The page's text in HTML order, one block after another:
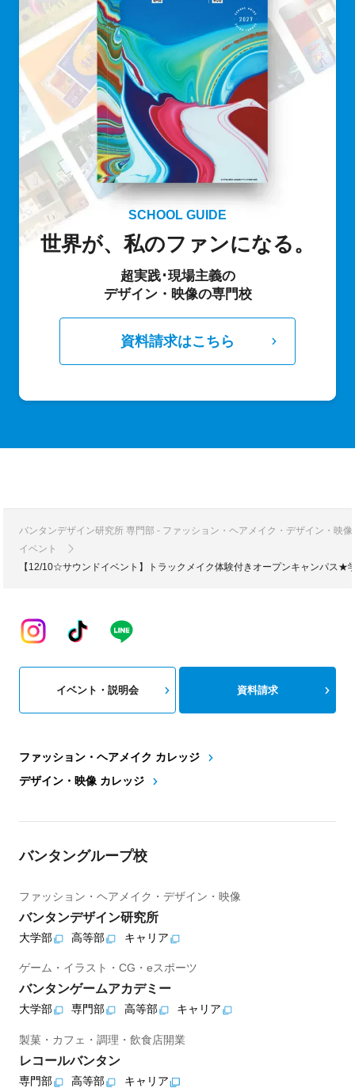
SCHOOL GUIDE
世界が、私のファンになる。
超実践･現場主義の
デザイン・映像の専門校
資料請求はこちら
バンタンデザイン研究所 専門部 - ファッション・ヘアメイク・デザイン・映
イベント
【12/10☆サウンドイベント】トラックメイク体験付きオープンキャンパス★
ファッション・ヘアメイク カレッジ
デザイン・映像 カレッジ
イベント・説明会 資料請求
バンタングループ校
ファッション・ヘアメイク・デザイン・映像
バンタンデザイン研究所
大学部 高等部 キャリア
ゲーム・イラスト・CG・eスポーツ
バンタンゲームアカデミー
大学部 専門部 高等部 キャリア
製菓・カフェ・調理・飲食店開業
レコールバンタン
専門部 高等部 キャリア